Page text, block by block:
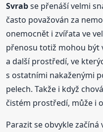
Svrabse přenáší velmi
často považován za
onemocnět i zvířata ve
přenosu totiž mohou být
a další prostředí, ve
s ostatními nakaženými
pelech. Takže i když
čistém prostředí, může i
Parazit se obvykle